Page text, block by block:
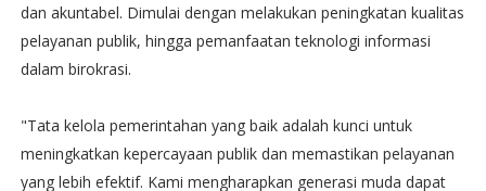
dan akuntabel. Dimulai dengan melakukan peningkatan kualitas
pelayanan publik, hingga pemanfaatan teknologi informasi
dalam birokrasi.
"Tata kelola pemerintahan yang baik adalah kunci untuk
meningkatkan kepercayaan publik dan memastikan pelayanan
yang lebih efektif. Kami mengharapkan generasi muda dapat